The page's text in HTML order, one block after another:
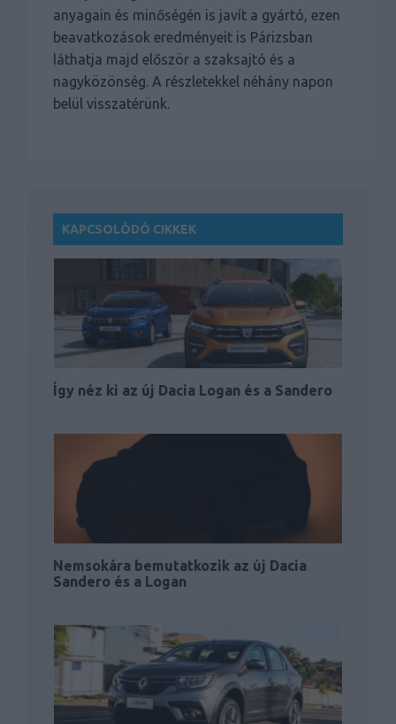
anyagain és minőségén is javít a gyártó, ezen
beavatkozások eredményeit is Párizsban
láthatja majd először a szaksajtó és a
nagyközönség. A részletekkel néhány napon
belül visszatérünk.
KAPCSOLÓDÓ CIKKEK
Így néz ki az új Dacia Logan és a Sandero
Nemsokára bemutatkozik az új Dacia
Sandero és a Logan